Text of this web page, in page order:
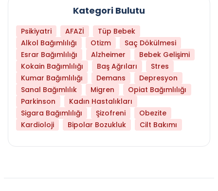
Kategori Bulutu
Psikiyatri AFAZİ
Tüp Bebek
Alkol Bağımlılığı
Otizm
Saç Dökülmesi
Esrar Bağımlılığı
Alzheimer
Bebek Gelişimi
Kokain Bağımlılığı
Baş Ağrıları
Stres
Kumar Bağımlılığı
Demans
Depresyon
Sanal Bağımlılık
Migren
Opiat Bağımlılığı
Parkinson
Kadın Hastalıkları
Sigara Bağımlılığı
Şizofreni
Obezite
Kardioloji
Bipolar Bozukluk Cilt Bakımı